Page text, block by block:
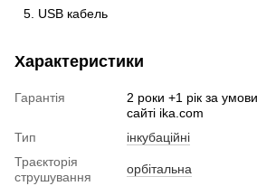
USB кабель
Характеристики
Гарантія
2 роки +1 рік за
сайті ika.com
Тип
інкубаційні
Траєкторія
струшування
орбітальна